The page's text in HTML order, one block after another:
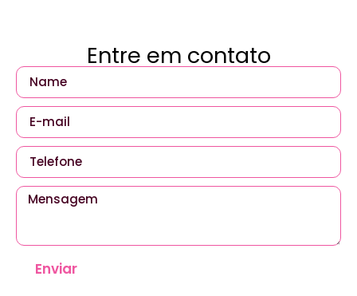
Entre em contato
Enviar